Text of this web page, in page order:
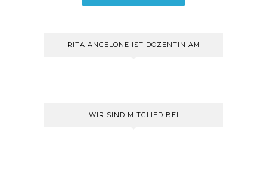
RITA ANGELONE IST DOZENTIN AM
WIR SIND MITGLIED BEI